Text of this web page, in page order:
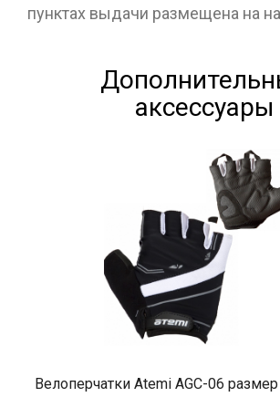
пунктах выдачи размещена на
аксессуары
Велоперчатки Atemi AGC-06 размер